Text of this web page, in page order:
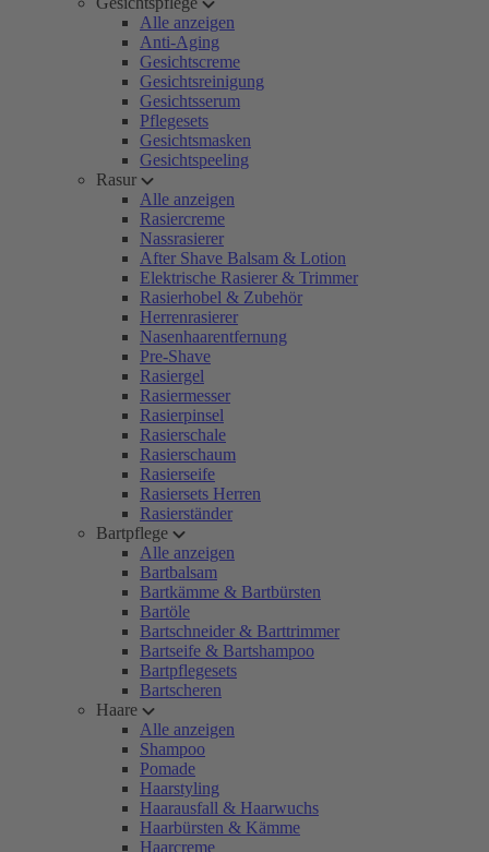
Alle anzeigen
Anti-Aging
Gesichtscreme
Gesichtsreinigung
Gesichtsserum
Pflegesets
Gesichtsmasken
Gesichtspeeling
Rasur
Alle anzeigen
Rasiercreme
Nassrasierer
After Shave Balsam & Lotion
Elektrische Rasierer & Trimmer
Rasierhobel & Zubehör
Herrenrasierer
Nasenhaarentfernung
Pre-Shave
Rasiergel
Rasiermesser
Rasierpinsel
Rasierschale
Rasierschaum
Rasierseife
Rasiersets Herren
Rasierständer
Bartpflege
Alle anzeigen
Bartbalsam
Bartkämme & Bartbürsten
Bartöle
Bartschneider & Barttrimmer
Bartseife & Bartshampoo
Bartpflegesets
Bartscheren
Haare
Alle anzeigen
Shampoo
Pomade
Haarstyling
Haarausfall & Haarwuchs
Haarbürsten & Kämme
Haarcreme